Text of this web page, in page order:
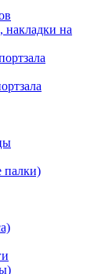
накладки на
палки)